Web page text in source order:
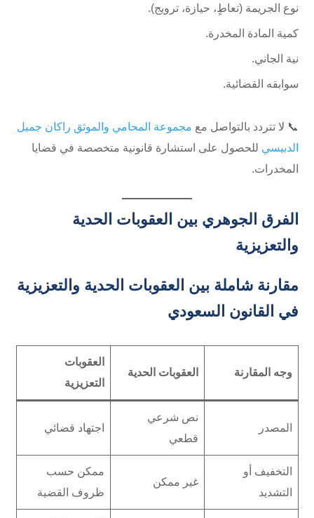
نوع الجريمة (تعاطٍ، حيازة، ترويج).
كمية المادة المخدرة.
نية الجاني.
سوابقه القضائية.
📞 لا تتردد بالتواصل مع مجموعة المحامي والموثق راكان جميل
الدبيسي للحصول على استشارة قانونية متخصصة في قضايا
المخدرات.
الفرق الجوهري بين العقوبات الحدية
والتعزيزية
مقارنة شاملة بين العقوبات الحدية والتعزيزية
في القانون السعودي
وجه المقارنة العقوبات الحدية
العقوبات
التعزيزية
المصدر
نص شرعي
قطعي
اجتهاد قضائي
التخفيف أو
التشديد
غير ممكن
ممكن حسب
ظروف القضية